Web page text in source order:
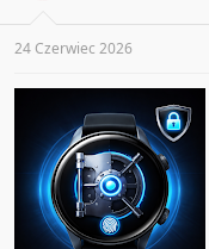
s
:
24 Czerwiec 2026